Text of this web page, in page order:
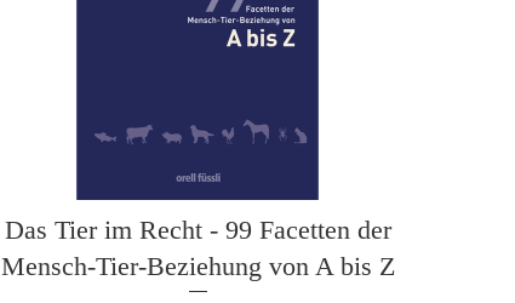
Das Tier im Recht - 99 Facetten der
Mensch-Tier-Beziehung von A bis Z